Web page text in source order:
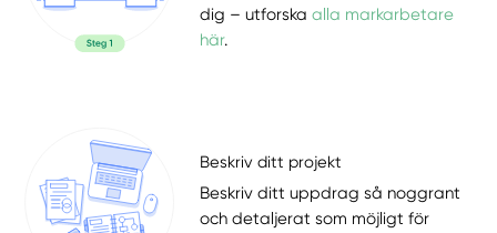
dig – utforskaalla markarbetare
här.
Beskriv ditt projekt
Beskriv ditt uppdrag så noggrant
och detaljerat som möjligt för